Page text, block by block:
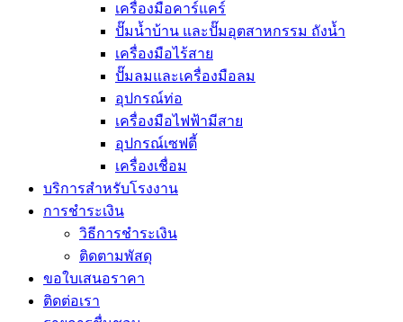
เครื่องมือคาร์แคร์
ปั๊มน้ำบ้าน และปั๊มอุตสาหกรรม ถังน้ำ
เครื่องมือไร้สาย
ปั๊มลมและเครื่องมือลม
อุปกรณ์ท่อ
เครื่องมือไฟฟ้ามีสาย
อุปกรณ์เซฟตี้
เครื่องเชื่อม
บริการสำหรับโรงงาน
การชำระเงิน
วิธีการชำระเงิน
ติดตามพัสดุ
ขอใบเสนอราคา
ติดต่อเรา